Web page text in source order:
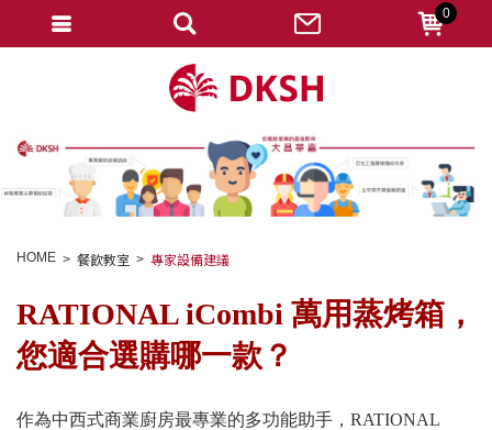
HOME 餐飲教室 專家設備建議
RATIONAL iCombi 萬用蒸烤箱，
您適合選購哪一款？
作為中西式商業廚房最專業的多功能助手，RATIONAL
0
忘記密碼
變更密碼
我的收藏
匯款通知
會員登出